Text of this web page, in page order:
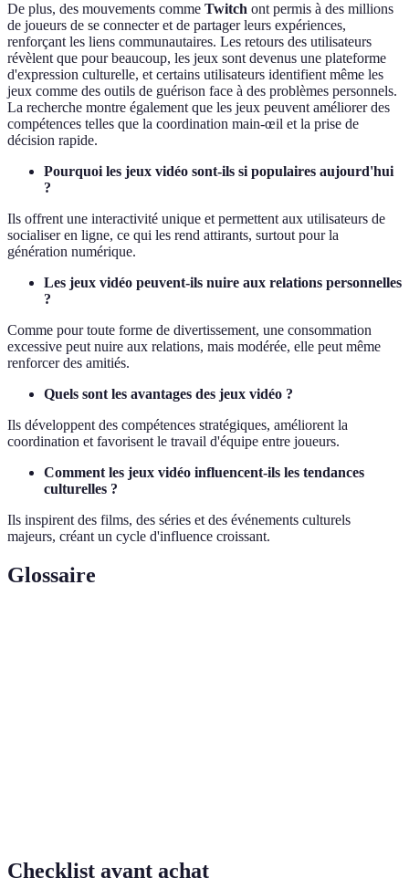
De plus, des mouvements comme Twitch ont permis à des millions
de joueurs de se connecter et de partager leurs expériences,
renforçant les liens communautaires. Les retours des utilisateurs
révèlent que pour beaucoup, les jeux sont devenus une plateforme
d'expression culturelle, et certains utilisateurs identifient même les
jeux comme des outils de guérison face à des problèmes personnels.
La recherche montre également que les jeux peuvent améliorer des
compétences telles que la coordination main-œil et la prise de
décision rapide.
Pourquoi les jeux vidéo sont-ils si populaires aujourd'hui
?
Ils offrent une interactivité unique et permettent aux utilisateurs de
socialiser en ligne, ce qui les rend attirants, surtout pour la
génération numérique.
Les jeux vidéo peuvent-ils nuire aux relations personnelles
?
Comme pour toute forme de divertissement, une consommation
excessive peut nuire aux relations, mais modérée, elle peut même
renforcer des amitiés.
Quels sont les avantages des jeux vidéo ?
Ils développent des compétences stratégiques, améliorent la
coordination et favorisent le travail d'équipe entre joueurs.
Comment les jeux vidéo influencent-ils les tendances
culturelles ?
Ils inspirent des films, des séries et des événements culturels
majeurs, créant un cycle d'influence croissant.
Glossaire
Checklist avant achat